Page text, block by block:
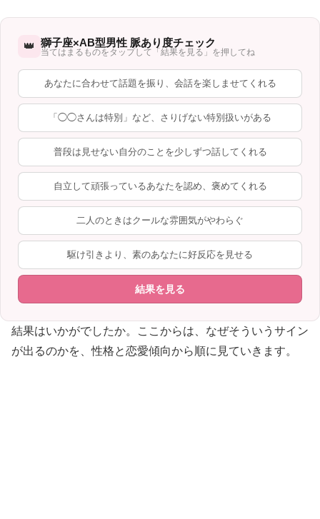
👑 獅子座×AB型男性 脈あり度チェック
当てはまるものをタップして「結果を見る」を押してね
あなたに合わせて話題を振り、会話を楽しませてくれる
「◯◯さんは特別」など、さりげない特別扱いがある
普段は見せない自分のことを少しずつ話してくれる
自立して頑張っているあなたを認め、褒めてくれる
二人のときはクールな雰囲気がやわらぐ
駆け引きより、素のあなたに好反応を見せる
結果を見る
結果はいかがでしたか。ここからは、なぜそういうサイン
が出るのかを、性格と恋愛傾向から順に見ていきます。